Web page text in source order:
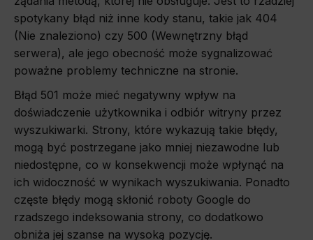
spotykany błąd niż inne kody stanu, takie jak 404
(Nie znaleziono) czy 500 (Wewnętrzny błąd
serwera), ale jego obecność może sygnalizować
poważne problemy techniczne na stronie.
Błąd 501 może mieć negatywny wpływ na
doświadczenie użytkownika i odbiór witryny przez
wyszukiwarki. Strony, które wykazują takie błędy,
mogą być postrzegane jako mniej niezawodne lub
niedostępne, co w konsekwencji może wpłynąć na
ich widoczność w wynikach wyszukiwania. Ponadto
częste błędy mogą skłonić roboty Google do
rzadszego indeksowania strony, co dodatkowo
obniża jej szanse na wysoką pozycję.